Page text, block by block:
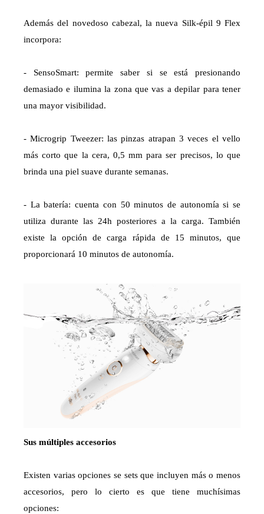
Además del novedoso cabezal, la nueva Silk-épil 9 Flex
incorpora:
- SensoSmart: permite saber si se está presionando
demasiado e ilumina la zona que vas a depilar para tener
una mayor visibilidad.
- Microgrip Tweezer: las pinzas atrapan 3 veces el vello
más corto que la cera, 0,5 mm para ser precisos, lo que
brinda una piel suave durante semanas.
- La batería: cuenta con 50 minutos de autonomía si se
utiliza durante las 24h posteriores a la carga. También
existe la opción de carga rápida de 15 minutos, que
proporcionará 10 minutos de autonomía.
Sus múltiples accesorios
Existen varias opciones se sets que incluyen más o menos
accesorios, pero lo cierto es que tiene muchísimas
opciones: